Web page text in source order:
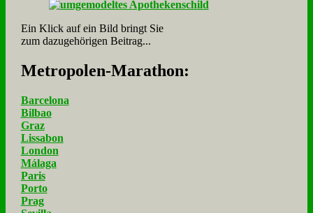
Ein Klick auf ein Bild bringt Sie
zum dazugehörigen Beitrag...
Me­tro­po­len-Ma­ra­thon:
Barcelona
Bilbao
Graz
Lissabon
London
Málaga
Paris
Porto
Prag